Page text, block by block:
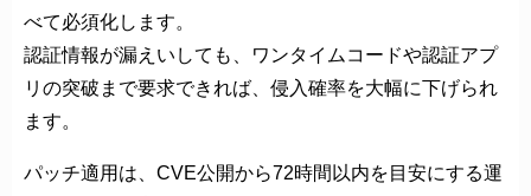
べて必須化します。
認証情報が漏えいしても、ワンタイムコードや認証アプ
リの突破まで要求できれば、侵入確率を大幅に下げられ
ます。
パッチ適用は、CVE公開から72時間以内を目安にする運